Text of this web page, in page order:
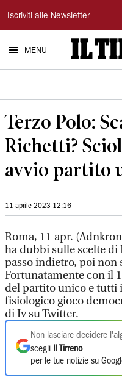
Il
Tirreno
Iscriviti alle Newsletter
MENU
Terzo Polo:
Richetti?
avvio partito
11 aprile 2023 12:16
Roma, 11 apr.
ha dubbi sulle scelte
passo indietro, poi non
Fortunatamente con il
del partito unico e tutti
fisiologico gioco
di Iv su Twitter.
Non lasciare decidere
scegli
Il Tirreno
per le tue notizie su